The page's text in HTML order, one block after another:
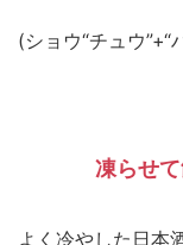
(ショウ“チュウ”+“
凍らせ
よく冷やした日本